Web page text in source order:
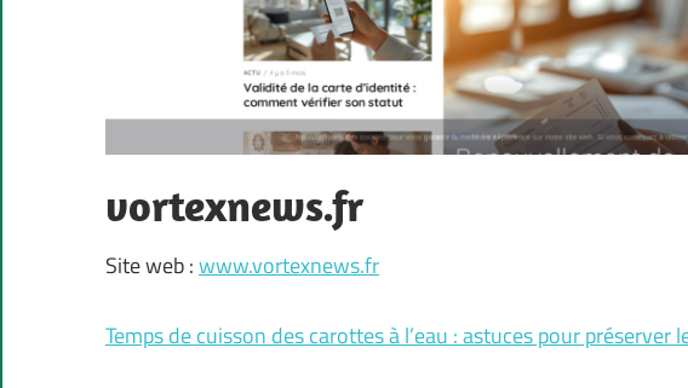
vortexnews.fr
Site web :www.vortexnews.fr
Temps de cuisson des carottes à l’eau : astuces pour préserver